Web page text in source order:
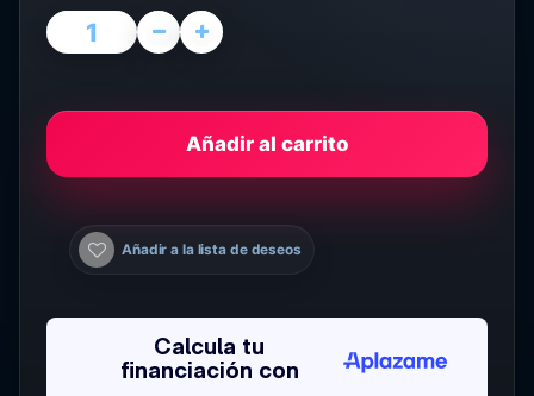
Añadir al carrito
Añadir a la lista de deseos